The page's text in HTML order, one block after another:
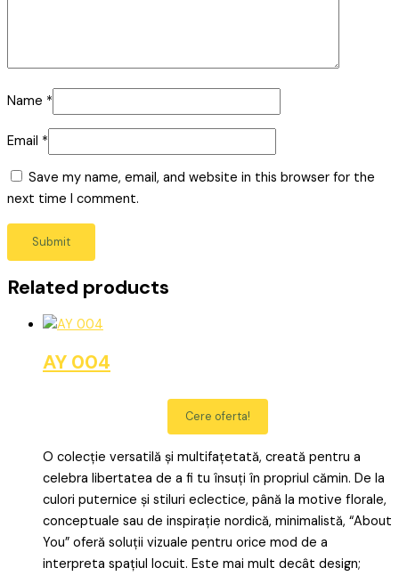
Name *
Email *
Save my name, email, and website in this browser for the
next time I comment.
Related products
AY 004
Cere oferta!
O colecție versatilă și multifațetată, creată pentru a
celebra libertatea de a fi tu însuți în propriul cămin. De la
culori puternice și stiluri eclectice, până la motive florale,
conceptuale sau de inspirație nordică, minimalistă, “About
You” oferă soluții vizuale pentru orice mod de a
interpreta spațiul locuit. Este mai mult decât design;